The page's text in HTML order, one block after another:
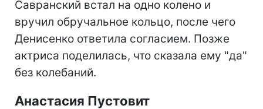
Савранский встал на одно колено и
вручил обручальное кольцо, после чего
Денисенко ответила согласием. Позже
актриса поделилась, что сказала ему "да"
без колебаний.
Анастасия Пустовит